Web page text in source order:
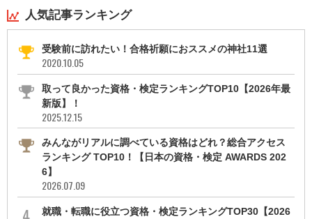
人気記事ランキング
受験前に訪れたい！合格祈願におススメの神社11選
2020.10.05
取って良かった資格・検定ランキングTOP10【2026年最
新版】！
2025.12.15
みんながリアルに調べている資格はどれ？総合アクセス
ランキング TOP10！【日本の資格・検定 AWARDS 202
6】
2026.07.09
就職・転職に役立つ資格・検定ランキングTOP30【2026